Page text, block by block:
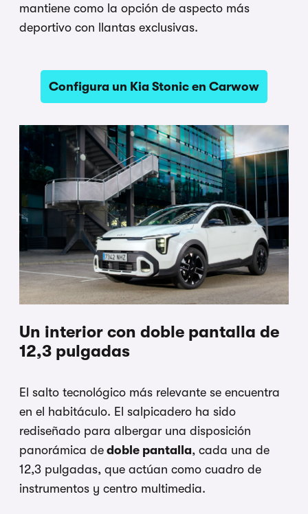
mantiene como la opción de aspecto más
deportivo con llantas exclusivas.
Configura un Kia Stonic en Carwow
Un interior con doble pantalla de
12,3 pulgadas
El salto tecnológico más relevante se encuentra
en el habitáculo. El salpicadero ha sido
rediseñado para albergar una disposición
panorámica de doble pantalla, cada una de
12,3 pulgadas, que actúan como cuadro de
instrumentos y centro multimedia.